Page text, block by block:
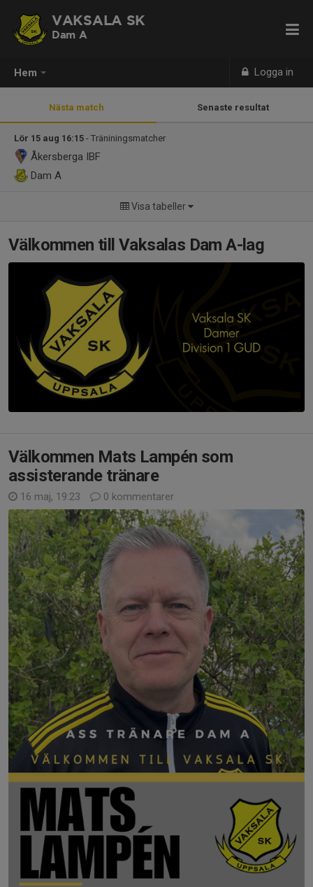
Hem Logga in
VAKSALA SK
Dam A
Nästa match Senaste resultat
Lör 15 aug 16:15 - Träniningsmatcher
Åkersberga IBF
Dam A
Visa tabeller
Välkommen till Vaksalas Dam A-lag
Välkommen Mats Lampén som
assisterande tränare
16 maj, 19:23 0 kommentarer